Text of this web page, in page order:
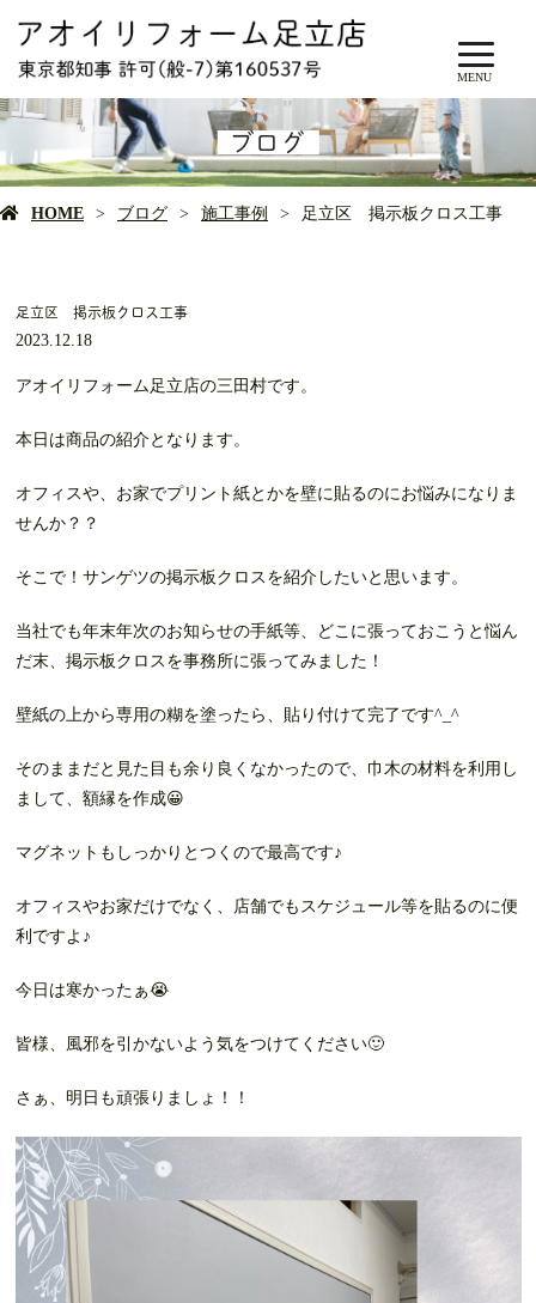
MENU
ブログ
HOME ブログ 施工事例 足立区 掲示板クロス工事
足立区 掲示板クロス工事
2023.12.18
アオイリフォーム足立店の三田村です。
本日は商品の紹介となります。
オフィスや、お家でプリント紙とかを壁に貼るのにお悩みになりま
せんか？？
そこで！サンゲツの掲示板クロスを紹介したいと思います。
当社でも年末年次のお知らせの手紙等、どこに張っておこうと悩ん
だ末、掲示板クロスを事務所に張ってみました！
壁紙の上から専用の糊を塗ったら、貼り付けて完了です^_^
そのままだと見た目も余り良くなかったので、巾木の材料を利用し
まして、額縁を作成😀
マグネットもしっかりとつくので最高です♪
オフィスやお家だけでなく、店舗でもスケジュール等を貼るのに便
利ですよ♪
今日は寒かったぁ😭
皆様、風邪を引かないよう気をつけてください🙂
さぁ、明日も頑張りましょ！！